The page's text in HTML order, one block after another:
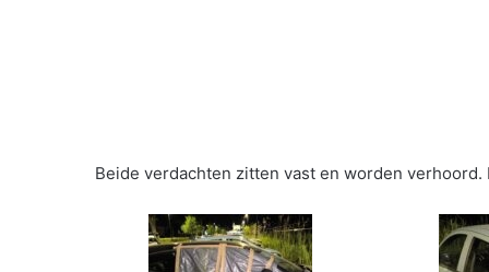
Beide verdachten zitten vast en worden